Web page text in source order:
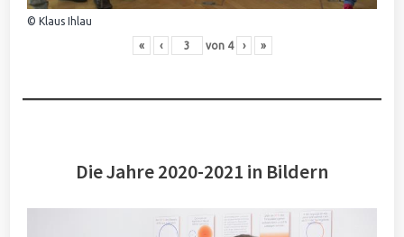
© Klaus Ihlau
« ‹ von 4 › »
Die Jahre 2020-2021 in Bildern